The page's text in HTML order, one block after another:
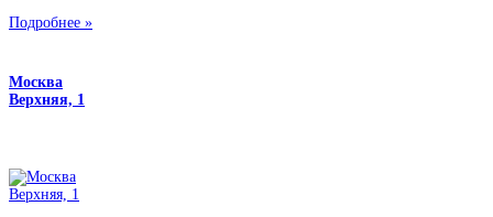
Подробнее »
Москва
Верхняя, 1